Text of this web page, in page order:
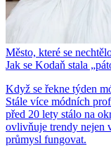
Město, které se
Jak se Kodaň stala
Když se řekne týden
Stále více módních
před 20 lety stálo na
ovlivňuje trendy nejen
průmysl fungovat.